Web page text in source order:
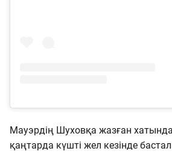
Мауэрдің Шуховқа жазған
қаңтарда күшті жел кезінде